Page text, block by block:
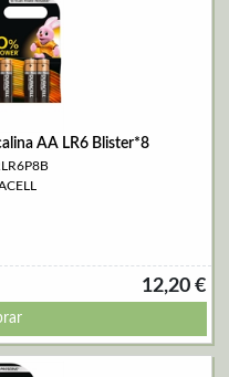
AA LR6 Blister*8
12,20 €